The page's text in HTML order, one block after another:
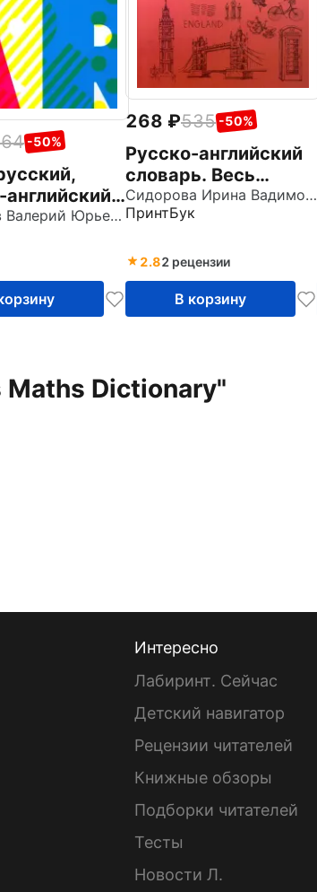
-50%
1-4
Как
слова.
Степанов Валерий Юрьевич
268 535 -50%
Русско-английский
словарь. Весь
школьный курс в
таблицах
Сидорова Ирина Вадимовна
ПринтБук
2.82 рецензии
В корзину
Maths Dictionary"
Интересно
Лабиринт. Сейчас
Детский навигатор
Рецензии читателей
Книжные обзоры
Подборки читателей
Тесты
Новости Л.